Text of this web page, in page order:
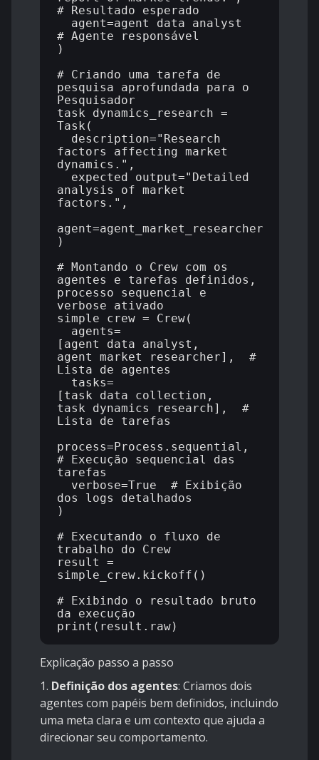
# Resultado esperado
# Agente responsável
)
# Criando uma tarefa de
pesquisa aprofundada para o
Pesquisador
task_dynamics_research =
Task(
factors affecting market
dynamics.",
analysis of market
factors.",
agent=agent_market_researcher
)
# Montando o Crew com os
agentes e tarefas definidos,
processo sequencial e
verbose ativado
simple_crew = Crew(
[agent_data_analyst,
agent_market_researcher],  #
Lista de agentes
[task_data_collection,
task_dynamics_research],  #
Lista de tarefas
process=Process.sequential,
# Execução sequencial das
tarefas
dos logs detalhados
)
# Executando o fluxo de
trabalho do Crew
result =
simple_crew.kickoff()
# Exibindo o resultado bruto
da execução
Explicação passo a passo
1. Definição dos agentes: Criamos dois
agentes com papéis bem definidos, incluindo
uma meta clara e um contexto que ajuda a
direcionar seu comportamento.